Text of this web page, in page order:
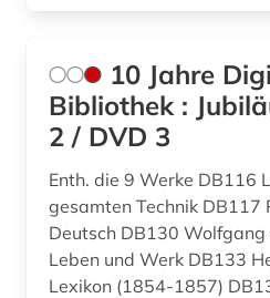
anschrift (1)
ansichtspostkarte (4)
antarktika (1)
antarktis (2)
10 Jahre
Bibliothek :
2 / DVD 3
Enth. die 9 Werke DB116 Lueger:Lexikon der
gesamten Technik DB117
Deutsch DB130
Leben und Werk DB133
Lexikon (1854-1857)